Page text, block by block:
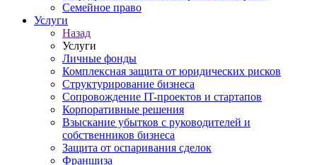
Семейное право
Услуги
Назад
Услуги
Личные фонды
Комплексная защита от юридических рисков
Структурирование бизнеса
Сопровождение IT-проектов и стартапов
Корпоративные решения
Взыскание убытков с руководителей и
собственников бизнеса
Защита от оспаривания сделок
Франшиза